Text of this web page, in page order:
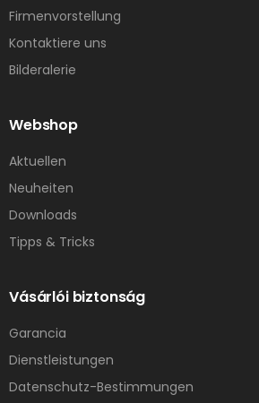
Firmenvorstellung
Kontaktiere uns
Bilderalerie
Webshop
Aktuellen
Neuheiten
Downloads
Tipps & Tricks
Vásárlói biztonság
Garancia
Dienstleistungen
Datenschutz-Bestimmungen